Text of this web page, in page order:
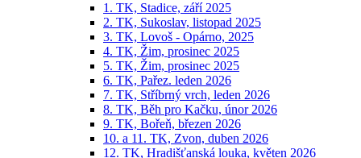
1. TK, Stadice, září 2025
2. TK, Sukoslav, listopad 2025
3. TK, Lovoš - Opárno, 2025
4. TK, Žim, prosinec 2025
5. TK, Žim, prosinec 2025
6. TK, Pařez. leden 2026
7. TK, Stříbrný vrch, leden 2026
8. TK, Běh pro Kačku, únor 2026
9. TK, Bořeň, březen 2026
10. a 11. TK, Zvon, duben 2026
12. TK, Hradišťanská louka, květen 2026